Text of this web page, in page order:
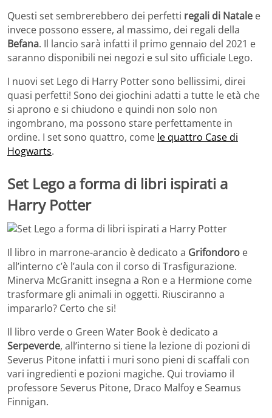
Questi set sembrerebbero dei perfetti regali di Natale e
invece possono essere, al massimo, dei regali della
Befana. Il lancio sarà infatti il primo gennaio del 2021 e
saranno disponibili nei negozi e sul sito ufficiale Lego.
I nuovi set Lego di Harry Potter sono bellissimi, direi
quasi perfetti! Sono dei giochini adatti a tutte le età che
si aprono e si chiudono e quindi non solo non
ingombrano, ma possono stare perfettamente in
ordine. I set sono quattro, come le quattro Case di
Hogwarts.
Set Lego a forma di libri ispirati a
Harry Potter
Il libro in marrone-arancio è dedicato a Grifondoro e
all’interno c’è l’aula con il corso di Trasfigurazione.
Minerva McGranitt insegna a Ron e a Hermione come
trasformare gli animali in oggetti. Riusciranno a
impararlo? Certo che si!
Il libro verde o Green Water Book è dedicato a
Serpeverde, all’interno si tiene la lezione di pozioni di
Severus Pitone infatti i muri sono pieni di scaffali con
vari ingredienti e pozioni magiche. Qui troviamo il
professore Severus Pitone, Draco Malfoy e Seamus
Finnigan.